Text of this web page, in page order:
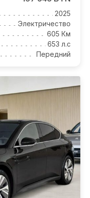
2025
Электричество
605 Км
653 л.с
Передний